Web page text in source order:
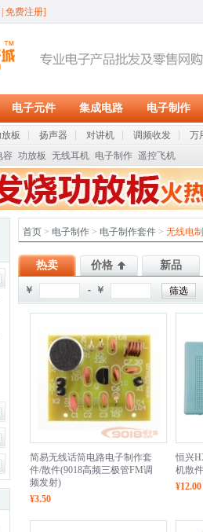
免费注册]
电子元件 集成电路 电子制作
板 扬声器 对讲机 调频收发
万
容 功放板 无线耳机 电子制作 遥控飞机
首页 > 电子制作 > 电子制作套件 > 无线电
热卖 价格 新品
￥ - ￥
简易无线话筒电路电子制作套
件/散件(9018高频三极管FM调
频发射)
¥3.50
恒兴
机散
¥12.00